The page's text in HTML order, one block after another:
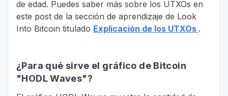
de edad. Puedes saber más sobre los UTXOs en
este post de la sección de aprendizaje de Look
Into Bitcoin titulado Explicación de los UTXOs .
¿Para qué sirve el gráfico de Bitcoin
"HODL Waves"?